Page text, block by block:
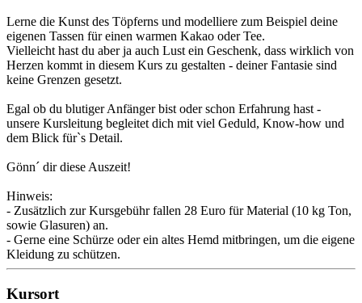
Lerne die Kunst des Töpferns und modelliere zum Beispiel deine
eigenen Tassen für einen warmen Kakao oder Tee.
Vielleicht hast du aber ja auch Lust ein Geschenk, dass wirklich von
Herzen kommt in diesem Kurs zu gestalten - deiner Fantasie sind
keine Grenzen gesetzt.
Egal ob du blutiger Anfänger bist oder schon Erfahrung hast -
unsere Kursleitung begleitet dich mit viel Geduld, Know-how und
dem Blick für`s Detail.
Gönn´ dir diese Auszeit!
Hinweis:
- Zusätzlich zur Kursgebühr fallen 28 Euro für Material (10 kg Ton,
sowie Glasuren) an.
- Gerne eine Schürze oder ein altes Hemd mitbringen, um die eigene
Kleidung zu schützen.
Kursort